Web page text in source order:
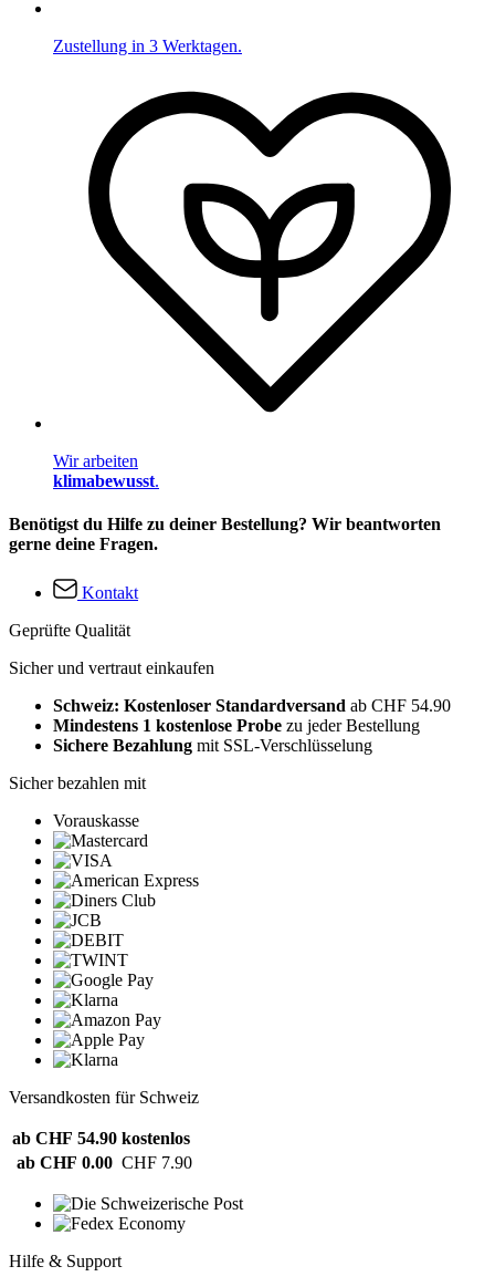
Zustellung in 3 Werktagen.
Wir arbeiten
klimabewusst.
Benötigst du Hilfe zu deiner Bestellung? Wir beantworten
gerne deine Fragen.
Kontakt
Geprüfte Qualität
Sicher und vertraut einkaufen
Schweiz: Kostenloser Standardversand ab CHF 54.90
Mindestens 1 kostenlose Probe zu jeder Bestellung
Sichere Bezahlung mit SSL-Verschlüsselung
Sicher bezahlen mit
Vorauskasse
Versandkosten für Schweiz
ab CHF 54.90 kostenlos
ab CHF 0.00 CHF 7.90
Hilfe & Support